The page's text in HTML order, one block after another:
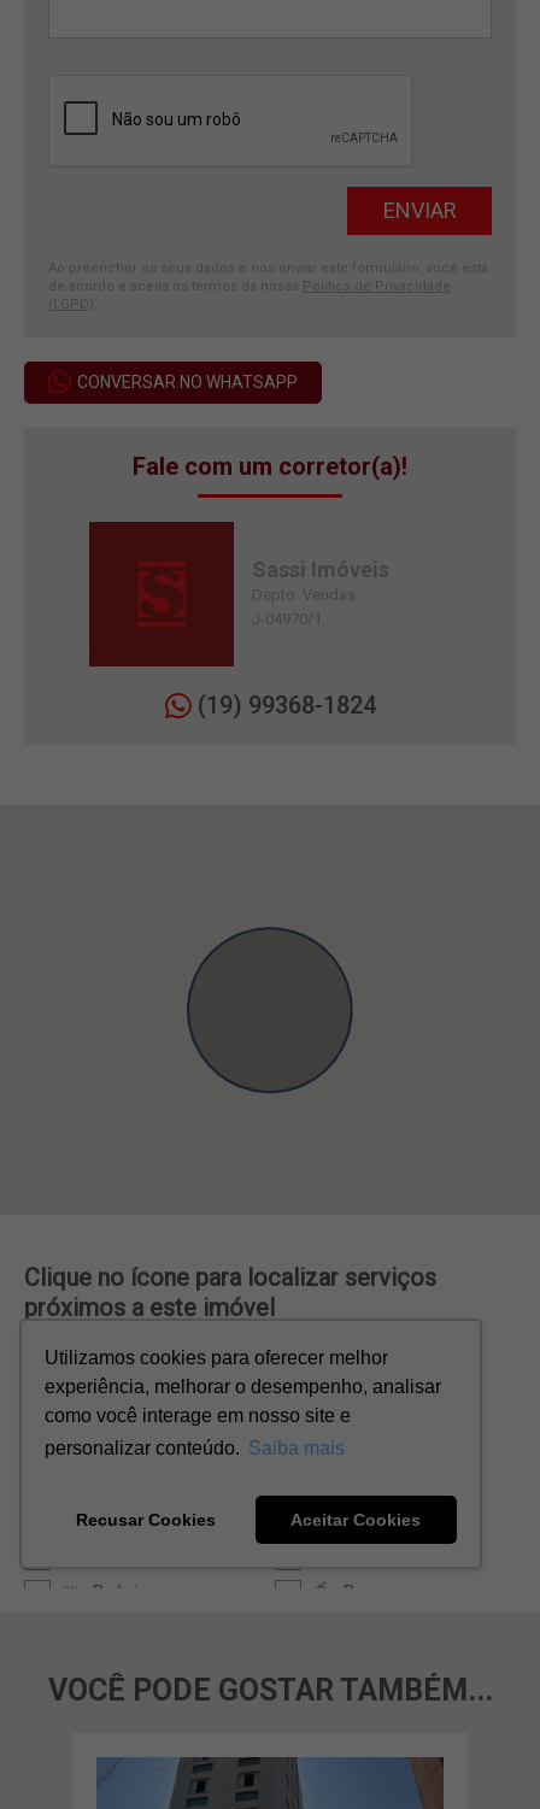
Ao preencher os seus dados e nos enviar este formulário, você está
de acordo e aceita os termos da nossa Política de Privacidade
(LGPD)
CONVERSAR NO WHATSAPP
Fale com um corretor(a)!
Sassi Imóveis
Depto. Vendas
J-04970/1
(19) 99368-1824
VOCÊ PODE GOSTAR TAMBÉM...